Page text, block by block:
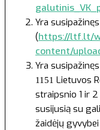
Yra
(https://ltf.lt/
content/
Yra
1151 Lietuvos
straipsnio 1 ir
susijusią su
žaidėjų